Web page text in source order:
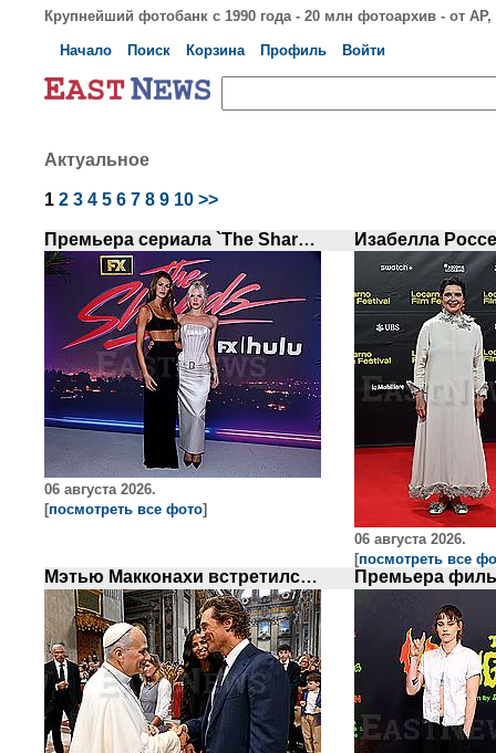
Крупнейший фотобанк с 1990 года - 20 млн фотоархив - от
Начало Поиск Корзина Профиль Войти
Актуальное
1 2 3 4 5 6 7 8 9 10 >>
Премьера сериала `The Shards`
06 августа 2026.
[посмотреть все фото]
06 августа 2026.
[посмотреть все
Мэтью Макконахи встретился с Папой Римским